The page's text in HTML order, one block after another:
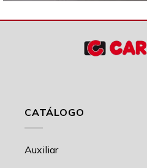
CATÁLOGO
Auxiliar